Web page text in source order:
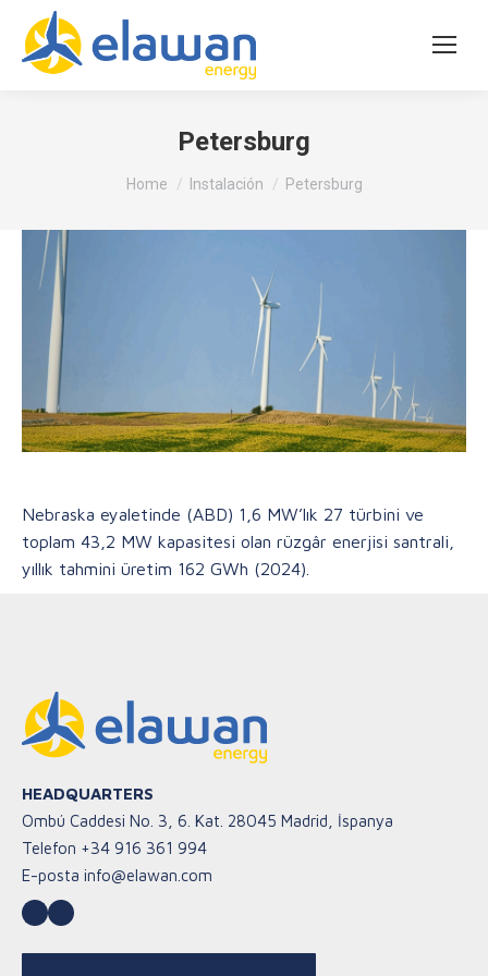
Petersburg
You are here:
Home Instalación Petersburg
Nebraska eyaletinde (ABD) 1,6 MW’lık 27 türbini ve
toplam 43,2 MW kapasitesi olan rüzgâr enerjisi santrali,
yıllık tahmini üretim 162 GWh (2024).
HEADQUARTERS
Ombú Caddesi No. 3, 6. Kat. 28045 Madrid, İspanya
Telefon +34 916 361 994
E-posta info@elawan.com
LinkedIn
YouTube